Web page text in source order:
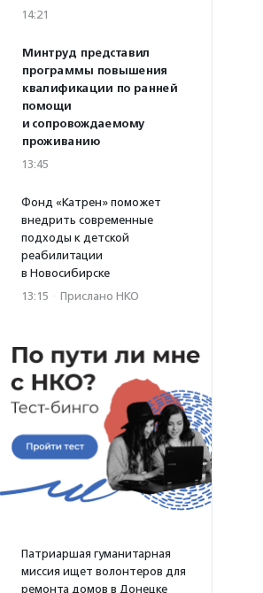
14:21
Минтруд представил
программы повышения
квалификации по ранней
помощи
и сопровождаемому
проживанию
13:45
Фонд «Катрен» поможет
внедрить современные
подходы к детской
реабилитации
в Новосибирске
13:15 · Прислано НКО
Патриаршая гуманитарная
миссия ищет волонтеров для
ремонта домов в Донецке